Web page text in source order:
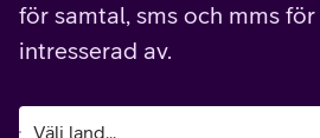
för samtal, sms och mms
intresserad av.